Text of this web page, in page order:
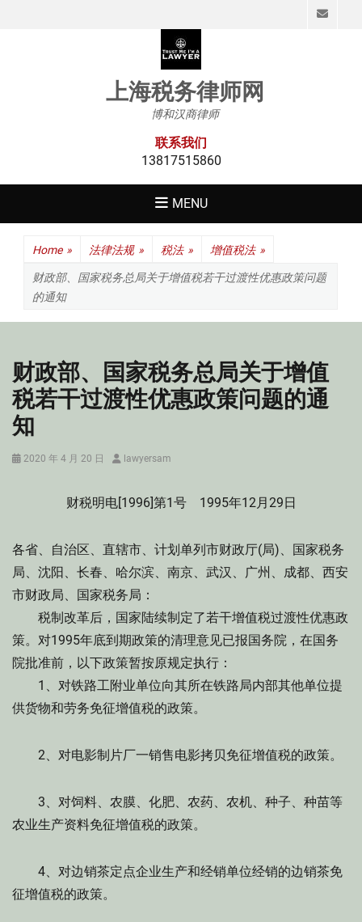
上海税务律师网
博和汉商律师
联系我们
13817515860
MENU
Home » 法律法规 » 税法 » 增值税法 »
财政部、国家税务总局关于增值税若干过渡性优惠政策问题
的通知
财政部、国家税务总局关于增值
税若干过渡性优惠政策问题的通
知
Posted
2020 年 4 月 20 日 Authorlawyersam
财税明电[1996]第1号 1995年12月29日
各省、自治区、直辖市、计划单列市财政厅(局)、国家税务
局、沈阳、长春、哈尔滨、南京、武汉、广州、成都、西安
市财政局、国家税务局：
税制改革后，国家陆续制定了若干增值税过渡性优惠政
策。对1995年底到期政策的清理意见已报国务院，在国务
院批准前，以下政策暂按原规定执行：
1、对铁路工附业单位向其所在铁路局内部其他单位提
供货物和劳务免征增值税的政策。
2、对电影制片厂一销售电影拷贝免征增值税的政策。
3、对饲料、农膜、化肥、农药、农机、种子、种苗等
农业生产资料免征增值税的政策。
4、对边销茶定点企业生产和经销单位经销的边销茶免
征增值税的政策。